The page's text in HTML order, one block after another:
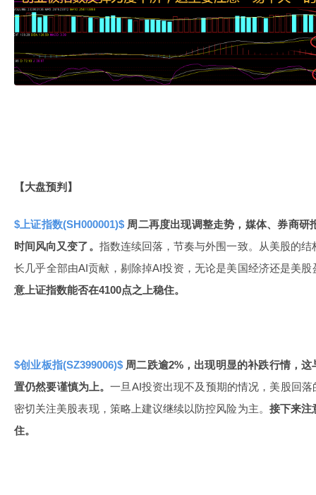
【大盘预判】
$上证指数(SH000001)$ 周二再度出现调整走势，媒体、券商研
时间风向又变了。 指数连续回落，节奏与外围一致。从美股的
长几乎全部由AI贡献，剔除掉AI投资，无论是美国经济还是美
意上证指数能否在4100点之上稳住。
$创业板指(SZ399006)$ 周二跌逾2%，出现明显的补跌行情，
置仍然要谨慎为上。一旦AI投资出现不及预期的情况，美股回
密切关注美股表现，策略上建议继续以防控风险为主。 接下来注
住。